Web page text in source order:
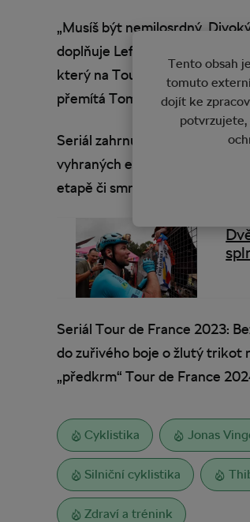
„Musíš být nemilosrdný.
doplňuje Lefever. „Obětuješ
který na Tour de France 2023
přemítá Tom Pidcock, cyklista
Tento obsah
tomuto
dojít ke
potvrzujete,
Seriál zahrnuje i osobní
vyhraných etap Markem
etapě či smrt Gina Mädera.
Seriál Tour de France 2023:
do zuřivého boje o žlutý trikot
„předkrm“ Tour de France
Cyklistika Jonas
Silniční cyklistika
Zdraví a trénink